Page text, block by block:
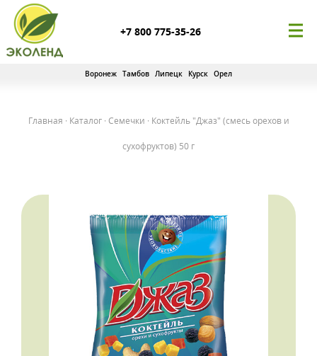
+7 800 775-35-26
Воронеж Тамбов Липецк Курск Орел
Главная · Каталог· Семечки · Коктейль "Джаз" (смесь орехов и
сухофруктов) 50 г